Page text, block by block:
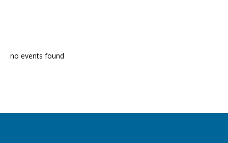
no events found